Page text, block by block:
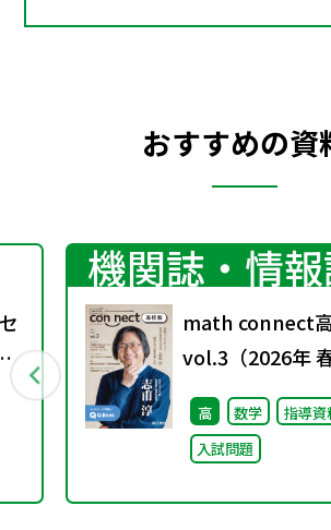
おすすめの資
機関誌・情
math connect
vol.3（2026年 春
高 数学
指導資
入試問題